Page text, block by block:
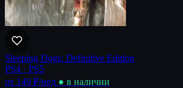
Sleeping Dogs: Definitive Edition
PS4 · PS5
от 149 ₽/нед ● в наличии